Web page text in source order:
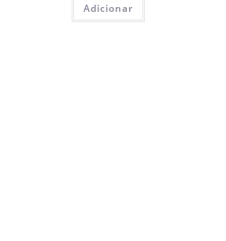
Adicionar